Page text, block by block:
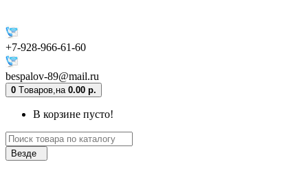
+7-928-966-61-60
bespalov-89@mail.ru
0 Tоваров,на 0.00 р.
В корзине пусто!
Везде